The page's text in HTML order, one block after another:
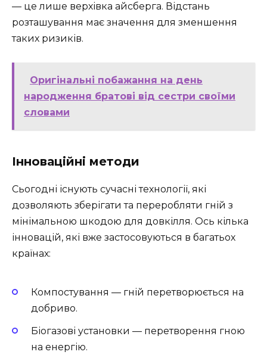
— це лише верхівка айсберга. Відстань
розташування має значення для зменшення
таких ризиків.
Оригінальні побажання на день
народження братові від сестри своїми
словами
Інноваційні методи
Сьогодні існують сучасні технології, які
дозволяють зберігати та переробляти гній з
мінімальною шкодою для довкілля. Ось кілька
інновацій, які вже застосовуються в багатьох
країнах:
Компостування — гній перетворюється на
добриво.
Біогазові установки — перетворення гною
на енергію.